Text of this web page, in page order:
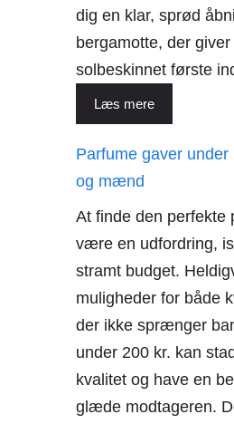
dig en klar, sprød
bergamotte, der
solbeskinnet første
Læs mere
Parfume gaver
og mænd
At finde den perfekte
være en udfordring,
stramt budget.
muligheder for både
der ikke sprænger
under 200 kr. kan
kvalitet og have en
glæde modtageren.